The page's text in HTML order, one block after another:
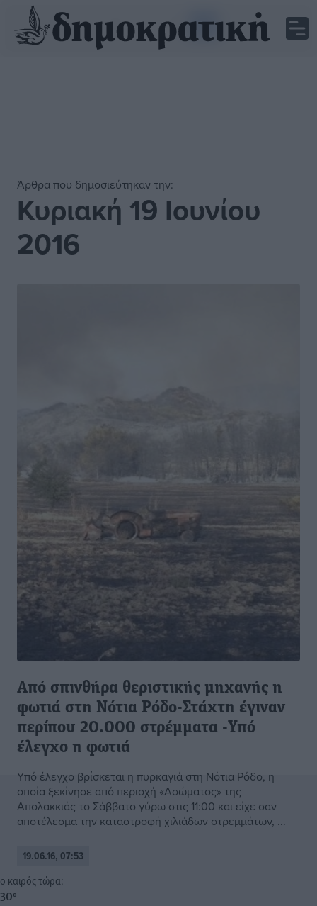
Άρθρα που δημοσιεύτηκαν την:
Κυριακή 19 Ιουνίου
2016
Από σπινθήρα θεριστικής μηχανής η
φωτιά στη Νότια Ρόδο-Στάχτη έγιναν
περίπου 20.000 στρέμματα -Υπό
έλεγχο η φωτιά
Υπό έλεγχο βρίσκεται η πυρκαγιά στη Νότια Ρόδο, η
οποία ξεκίνησε από περιοχή «Ασώματος» της
Απολακκιάς το Σάββατο γύρω στις 11:00 και είχε σαν
αποτέλεσμα την καταστροφή χιλιάδων στρεμμάτων, ...
19.06.16, 07:53
o καιρός τώρα:
30°
1 2 3